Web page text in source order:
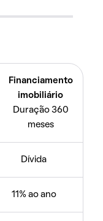
Financiamento
imobiliário
Duração 360
meses
Dívida
11% ao ano